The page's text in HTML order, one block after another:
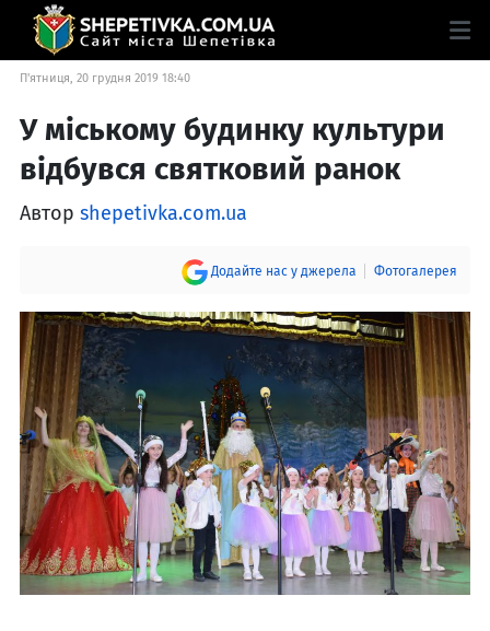
П'ятниця, 20 грудня 2019 18:40
У міському будинку культури
відбувся святковий ранок
Автор shepetivka.com.ua
Додайте нас у джерела Фотогалерея